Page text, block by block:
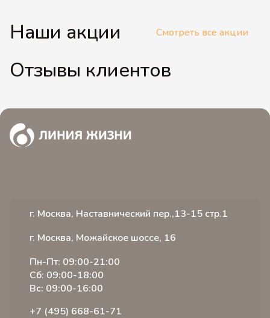
Наши акции Смотреть все акции
Отзывы клиентов
г. Москва, Наставнический пер.,13-15 стр.1
г. Москва, Можайское шоссе, 16
Пн-Пт: 09:00-21:00
Сб: 09:00-18:00
Вс: 09:00-16:00
+7 (495) 668-61-71